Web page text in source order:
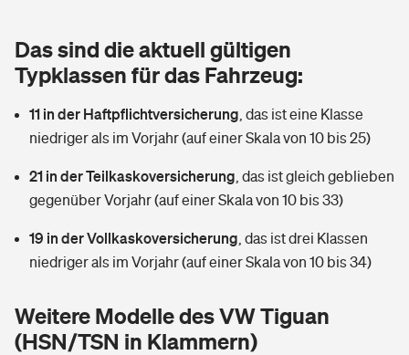
Tools
Wer versichert was: Jetzt Versicherer finden
Sie haben Fragen?
Glasversicherung
Mietkautionsversicherung
Restkreditversicherung
Zur Übersicht
Tools
Kinderunfall­ver­si­che­rung
Kinderinvalidität
Reiseversicherung
Pferdehalter-Haftpflicht
Handyversicherung
Dread-Disease-Versicherung
Tierkrankenversicherung
Sie haben Fragen?
Das sind die aktuell gültigen
Typklassen für das Fahrzeug:
11 in der Haftpflichtversicherung das ist eine Klasse
niedriger als im Vorjahr (auf einer Skala von 10 bis 25)
21 in der Teilkaskoversicherung das ist gleich geblieben
gegenüber Vorjahr (auf einer Skala von 10 bis 33)
19 in der Vollkaskoversicherung das ist drei Klassen
niedriger als im Vorjahr (auf einer Skala von 10 bis 34)
Weitere Modelle des VW Tiguan
(HSN/TSN in Klammern)